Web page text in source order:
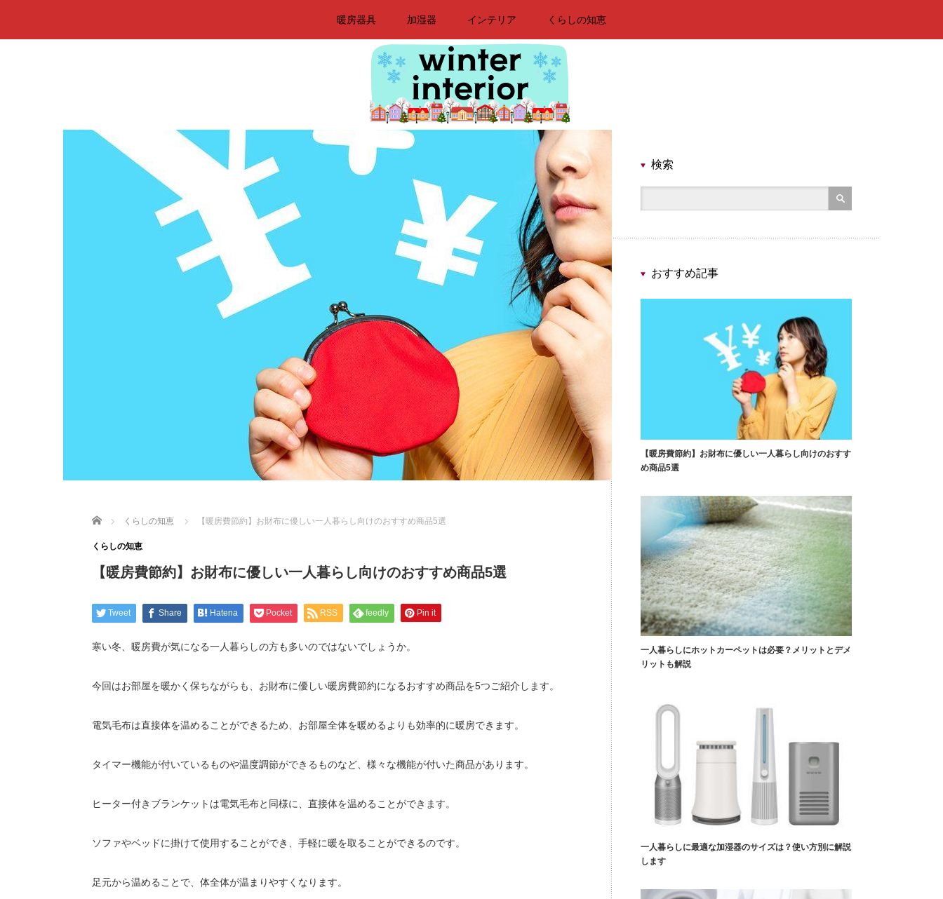
暖房器具 加湿器 インテリア くらしの知恵
Home くらしの知恵 【暖房費節約】お財布に優しい一人暮らし向けのおすすめ商品5選
くらしの知恵
【暖房費節約】お財布に優しい一人暮らし向けのおすすめ商品5選
Tweet Share Hatena Pocket RSS feedly Pin it
寒い冬、暖房費が気になる一人暮らしの方も多いのではないでしょうか。
今回はお部屋を暖かく保ちながらも、お財布に優しい暖房費節約になるおすすめ商品を5つご紹介します。
電気毛布は直接体を温めることができるため、お部屋全体を暖めるよりも効率的に暖房できます。
タイマー機能が付いているものや温度調節ができるものなど、様々な機能が付いた商品があります。
ヒーター付きブランケットは電気毛布と同様に、直接体を温めることができます。
ソファやベッドに掛けて使用することができ、手軽に暖を取ることができるのです。
足元から温めることで、体全体が温まりやすくなります。
検索
おすすめ記事
【暖房費節約】お財布に優しい一人暮らし向けのおすす
め商品5選
一人暮らしにホットカーペットは必要？メリットとデメ
リットも解説
一人暮らしに最適な加湿器のサイズは？使い方別に解説
します